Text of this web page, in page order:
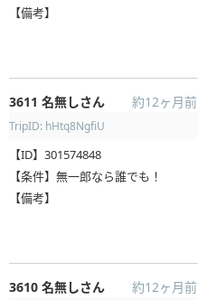
【備考】
3611 名無しさん 約12ヶ月前
TripID: hHtq8NgfiU
【ID】301574848
【条件】無一郎なら誰でも！
【備考】
3610 名無しさん 約12ヶ月前